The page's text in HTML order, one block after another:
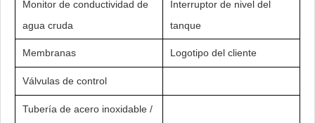
Monitor de conductividad de
agua cruda
Interruptor de nivel del
tanque
Membranas Logotipo del cliente
Válvulas de control
Tubería de acero inoxidable /